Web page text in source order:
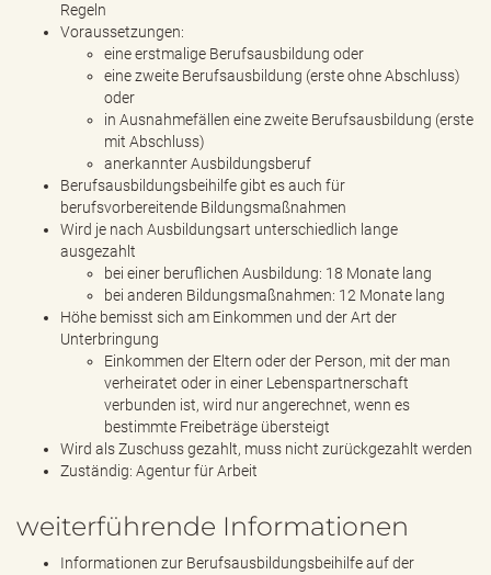
Regeln
Voraussetzungen:
eine erstmalige Berufsausbildung oder
eine zweite Berufsausbildung (erste ohne Abschluss)
oder
in Ausnahmefällen eine zweite Berufsausbildung (erste
mit Abschluss)
anerkannter Ausbildungsberuf
Berufsausbildungsbeihilfe gibt es auch für
berufsvorbereitende Bildungsmaßnahmen
Wird je nach Ausbildungsart unterschiedlich lange
ausgezahlt
bei einer beruflichen Ausbildung: 18 Monate lang
bei anderen Bildungsmaßnahmen: 12 Monate lang
Höhe bemisst sich am Einkommen und der Art der
Unterbringung
Einkommen der Eltern oder der Person, mit der man
verheiratet oder in einer Lebenspartnerschaft
verbunden ist, wird nur angerechnet, wenn es
bestimmte Freibeträge übersteigt
Wird als Zuschuss gezahlt, muss nicht zurückgezahlt werden
Zuständig: Agentur für Arbeit
weiterführende Informationen
Informationen zur Berufsausbildungsbeihilfe auf der